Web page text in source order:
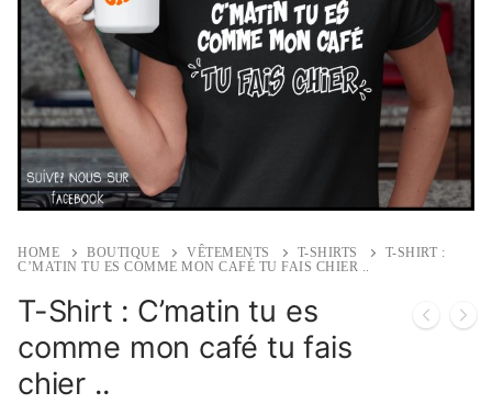
HOME BOUTIQUE VÊTEMENTS T-SHIRTS
T-SHIRT :
C’MATIN TU ES COMME MON CAFÉ TU FAIS CHIER ..
T-Shirt : C’matin tu es
comme mon café tu fais
chier ..